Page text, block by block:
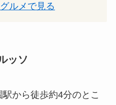
ルメで見る
ッソ
から徒歩約4分のとこ